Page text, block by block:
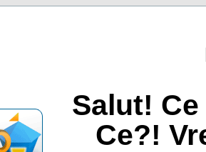
Salut!
Ce?!